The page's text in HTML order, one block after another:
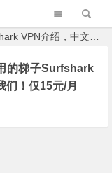
中文更懂我们！仅15元/月
的梯子Surfshark
们！仅15元/月